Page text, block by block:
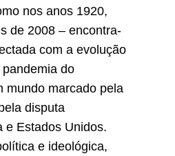
nos anos 1920,
de 2008 – encontra-
com a evolução
do
mundo marcado pela
disputa
e Estados Unidos.
e ideológica,